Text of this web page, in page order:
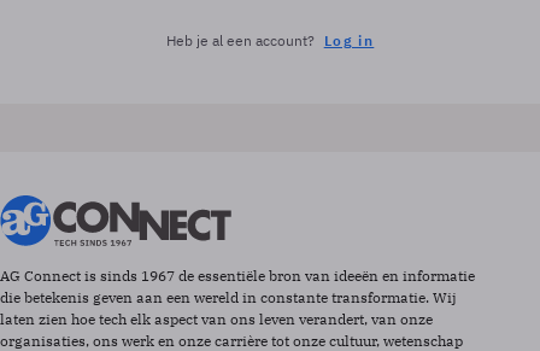
Heb je al een account? Log in
AG Connect is sinds 1967 de essentiële bron van ideeën en informatie
die betekenis geven aan een wereld in constante transformatie. Wij
laten zien hoe tech elk aspect van ons leven verandert, van onze
organisaties, ons werk en onze carrière tot onze cultuur, wetenschap